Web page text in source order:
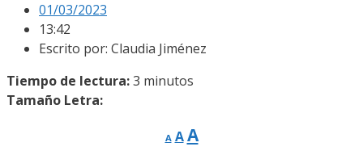
01/03/2023
13:42
Escrito por: Claudia Jiménez
Tiempo de lectura:3 minutos
Tamaño Letra:
A
Reducir
tamaño
A Restablecer
AAumentar